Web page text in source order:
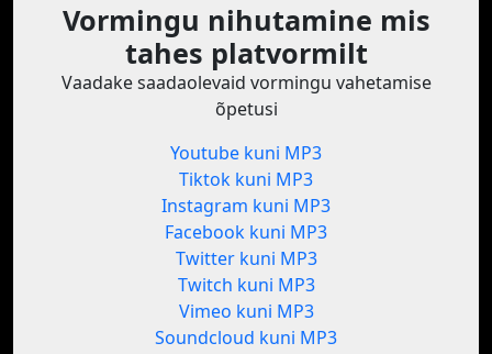
Vormingu nihutamine mis
tahes platvormilt
Vaadake saadaolevaid vormingu vahetamise
õpetusi
Youtube kuni MP3
Tiktok kuni MP3
Instagram kuni MP3
Facebook kuni MP3
Twitter kuni MP3
Twitch kuni MP3
Vimeo kuni MP3
Soundcloud kuni MP3